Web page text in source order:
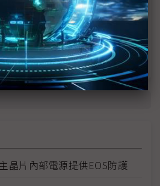
大轉向 Elon Musk捨超微全面
聯發科估SerDes 448G為銅
晶片內部電源提供EOS防護